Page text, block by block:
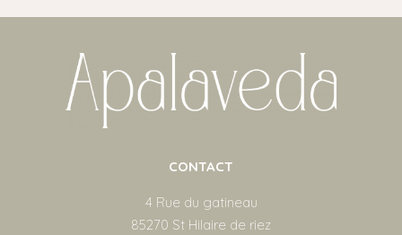
CONTACT
4 Rue du gatineau
85270 St Hilaire de riez